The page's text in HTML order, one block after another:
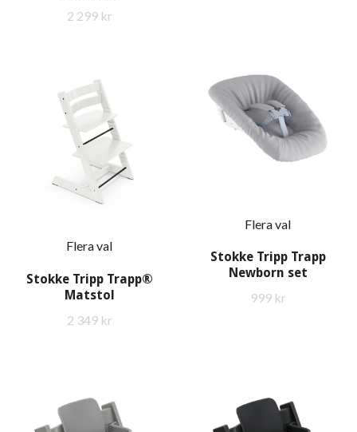
2 299 kr
Flera val
Stokke Tripp Trapp®
Matstol
2 349 kr
Flera val
Stokke Tripp Trapp
Newborn set
999 kr